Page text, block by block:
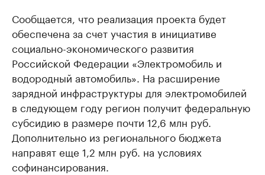
Сообщается, что реализация проекта будет
обеспечена за счет участия в инициативе
социально-экономического развития
Российской Федерации «Электромобиль и
водородный автомобиль». На расширение
зарядной инфраструктуры для электромобилей
в следующем году регион получит федеральную
субсидию в размере почти 12,6 млн руб.
Дополнительно из регионального бюджета
направят еще 1,2 млн руб. на условиях
софинансирования.